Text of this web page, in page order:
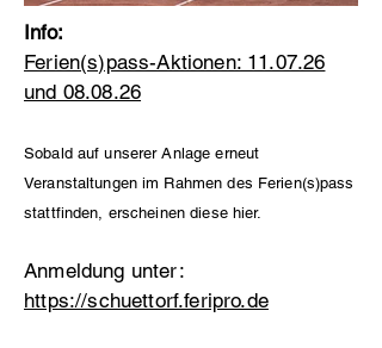
Info:
Ferien(s)pass-Aktionen: 11.07.26
und 08.08.26
Sobald auf unserer Anlage erneut
Veranstaltungen im Rahmen des Ferien(s)pass
stattfinden, erscheinen diese hier.
Anmeldung unter:
https://schuettorf.feripro.de